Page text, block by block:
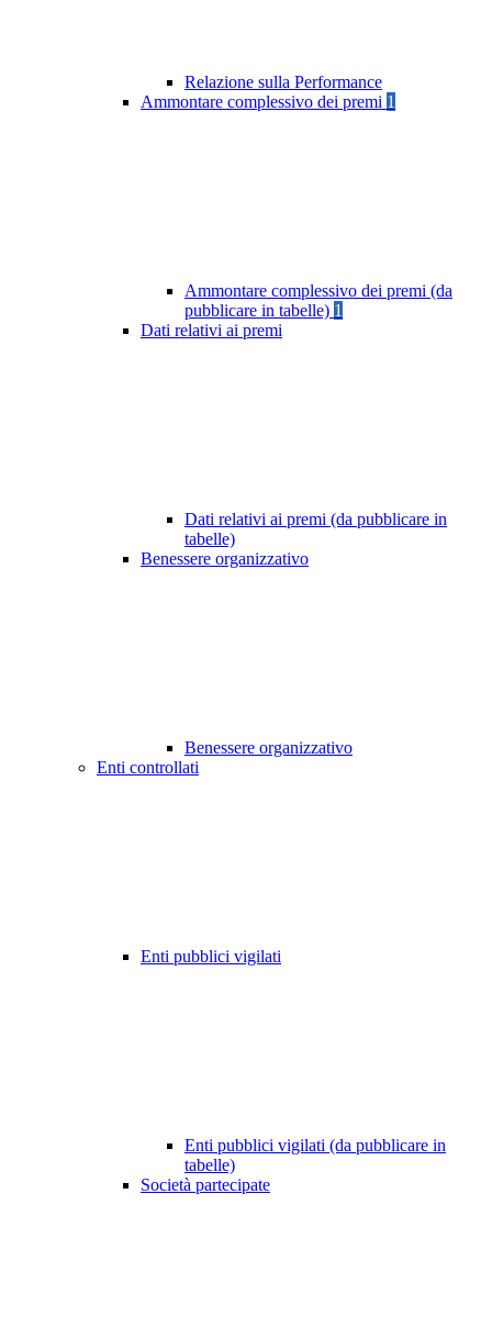
Relazione sulla Performance
Ammontare complessivo dei premi 1
Ammontare complessivo dei premi (da
pubblicare in tabelle) 1
Dati relativi ai premi
Dati relativi ai premi (da pubblicare in
tabelle)
Benessere organizzativo
Benessere organizzativo
Enti controllati
Enti pubblici vigilati
Enti pubblici vigilati (da pubblicare in
tabelle)
Società partecipate